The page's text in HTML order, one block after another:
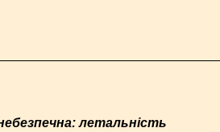
летальність